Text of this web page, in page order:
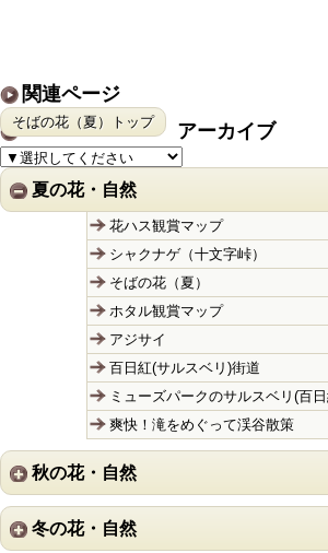
関連ページ
そばの花（夏）トップ アーカイブ
夏の花・自然
花ハス観賞マップ
シャクナゲ（十文字峠）
そばの花（夏）
ホタル観賞マップ
アジサイ
百日紅(サルスベリ)街道
ミューズパークのサルスベリ(百
爽快！滝をめぐって渓谷散策
秋の花・自然
冬の花・自然